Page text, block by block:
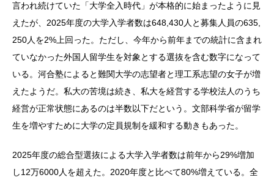
言われ続けていた「大学全入時代」が本格的に始まったように見
えたが、2025年度の大学入学者数は648,430人と募集人員の635,
250人を2%上回った。ただし、今年から前年までの統計に含まれ
ていなかった外国人留学生を対象とする選抜を含む数字になって
いる。河合塾によると難関大学の志望者と理工系志望の女子が増
えたようだ。私大の苦境は続き、私大を経営する学校法人のうち
経営が正常状態にあるのは半数以下だという。文部科学省が留学
生を増やすために大学の定員規制を緩和する動きもあった。
2025年度の総合型選抜による大学入学者数は前年から29%増加
し12万6000人を超えた。2020年度と比べて80%増えている。全